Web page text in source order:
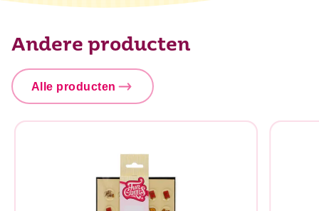
Koolhydraten
Eiwitten
6,5 g
Zout
Andere producten
Alle producten